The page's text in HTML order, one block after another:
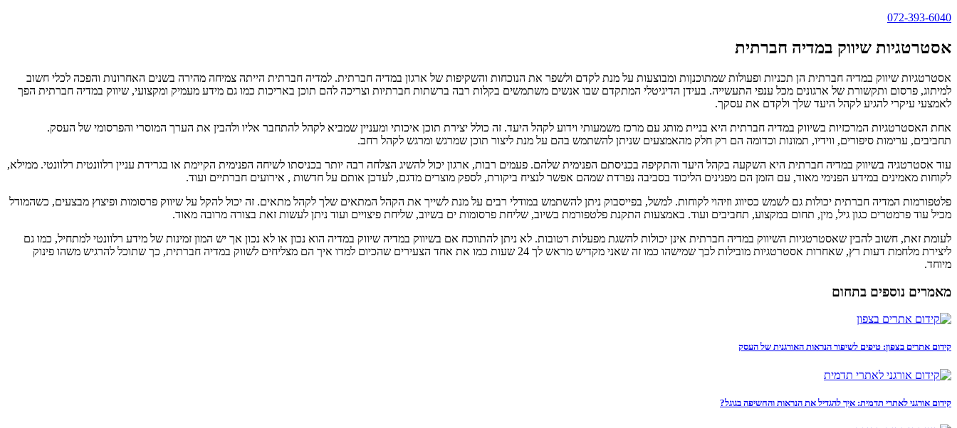
072-393-6040
אסטרטגיות שיווק במדיה חברתית
אסטרטגיות שיווק במדיה חברתית הן תכניות ופעולות שמתוכנןות ומבוצעות על מנת לקדם ולשפר את הנוכחות והשקיפות של ארגון במדיה חברתית. למדיה חברתית הייתה צמיחה מהירה בשנים האחרונות והפכה לכלי חשוב
למיתוג, פרסום ותקשורת של ארגונים מכל ענפי התעשייה. בעידן הדיגיטלי המתקדם שבו אנשים משתמשים בקלות רבה ברשתות חברתיות וצריכה להם תוכן באריכות כמו גם מידע מעמיק ומקצועי, שיווק במדיה חברתית הפך
לאמצעי עיקרי להגיע לקהל היעד שלך ולקדם את עסקך.
אחת האסטרטגיות המרכזיות בשיווק במדיה חברתית היא בניית מותג עם מרכז משמעותי וידוע לקהל היעד. זה כולל יצירת תוכן איכותי ומעניין שמביא לקהל להתחבר אליו ולהבין את הערך המוסרי והפרסומי של העסק.
תחביבים, ערימות סיפורים, ווידיו, תמונות וכדומה הם רק חלק מהאמצעים שניתן להשתמש בהם על מנת ליצור תוכן שמרגש ומרגש לקהל רחב.
עוד אסטרטגיה בשיווק במדיה חברתית היא השקעה בקהל היעד והתקיפה בכניסתם הפנימית שלהם. פעמים רבות, ארגון יכול להשיג הצלחה רבה יותר בכניסתו לשיחה הפנימית הקיימת או בגרידת עניין רלוונטית רלוונטי. ממילא,
לקוחות מאמינים במידע הפנימי מאוד, עם הזמן הם מפגינים הליכוד בסביבה נפרדת שמהם אפשר לנציח ביקורת, לספק מוצרים מדגם, לעדכן אותם על חדשות , אירועים חברתיים ועוד.
פלטפורמות המדיה חברתית יכולות גם לשמש כסיווג וזיהוי לקוחות. למשל, בפייסבוק ניתן להשתמש במודלי רבים על מנת לשייך את הקהל המתאים שלך לקהל מתאים. זה יכול להקל על שיווק פרסומות ופיצוץ מבצעים, כשהמודל
מכיל עוד פרמטרים כגון גיל, מין, תחום במקצוע, תחביבים ועוד. באמצעות התקנת פלטפורמת בשיוב, שליחת פרסומות ים בשיוב, שליחת פיצויים ועוד ניתן לעשות זאת בצורה מרובה מאוד.
לעומת זאת, חשוב להבין שאסטרטגיות השיווק במדיה חברתית אינן יכולות להשגת מפעלות רטובות. לא ניתן להתווכח אם בשיווק במדיה שיווק במדיה הוא נכון או לא נכון אך יש המון זמינות של מידע רלוונטי למתחיל, כמו גם
ליצירת מלחמת דעות רץ, שאחרות אסטרטגיות מובילות לכך שמישהו כמו זה שאני מקדיש מראש לך 24 שעות כמו את אחד הצעירים שהכיום למדו איך הם מצליחים לשווק במדיה חברתית, כך שתוכל להרגיש משהו פינוק
מיוחד.
מאמרים נוספים בתחום
קידום אתרים בצפון: טיפים לשיפור הנראות האורגנית של העסק
קידום אורגני לאתרי תדמית: איך להגדיל את הנראות והחשיפה בגוגל?